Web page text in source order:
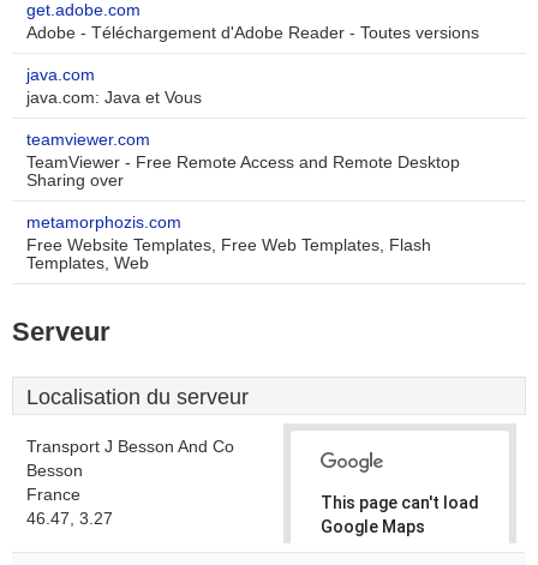
get.adobe.com
Adobe - Téléchargement d'Adobe Reader - Toutes versions
java.com
java.com: Java et Vous
teamviewer.com
TeamViewer - Free Remote Access and Remote Desktop
Sharing over
metamorphozis.com
Free Website Templates, Free Web Templates, Flash
Templates, Web
Serveur
Localisation du serveur
Transport J Besson And Co
Besson
France
46.47, 3.27
This page can't load
Google Maps
correctly.